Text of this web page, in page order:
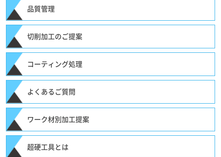
品質管理
切削加工のご提案
コーティング処理
よくあるご質問
ワーク材別加工提案
超硬工具とは